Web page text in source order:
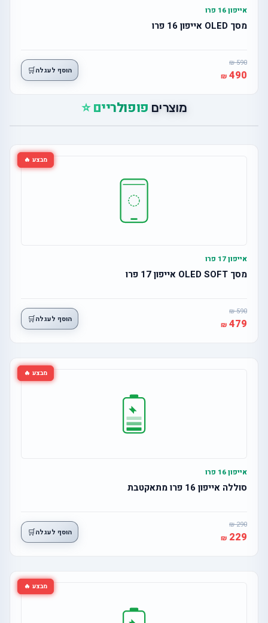
אייפון 16 פרו
מסך OLED אייפון 16 פרו
590
490 הוסף לעגלה🛒
מוצרים פופולריים ⭐
מבצע 🔥
אייפון 17 פרו
מסך OLED SOFT אייפון 17 פרו
590
479 הוסף לעגלה🛒
מבצע 🔥
אייפון 16 פרו
סוללה אייפון 16 פרו מתאקטבת
290
229 הוסף לעגלה🛒
מבצע 🔥